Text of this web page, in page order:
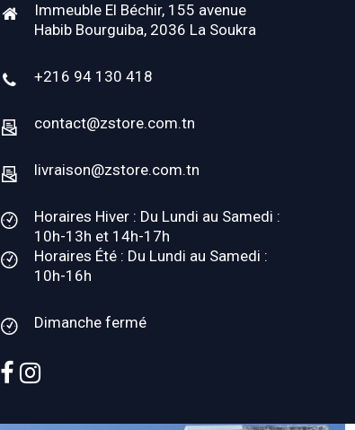
Immeuble El Béchir, 155 avenue
Habib Bourguiba, 2036 La Soukra
+216 94 130 418
contact@zstore.com.tn
livraison@zstore.com.tn
Horaires Hiver : Du Lundi au Samedi :
10h-13h et 14h-17h
Horaires Été : Du Lundi au Samedi :
10h-16h
Dimanche fermé
facebook
instagram